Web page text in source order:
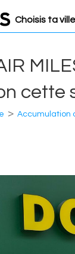
Choisis ta ville
cette
> Accumulation